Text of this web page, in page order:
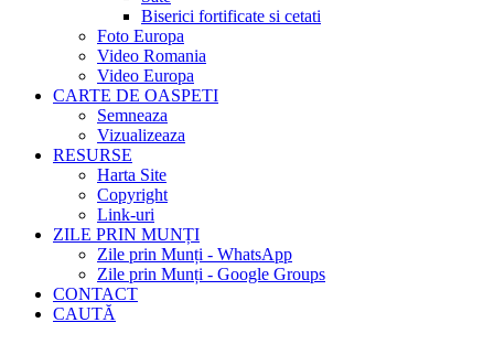
Biserici fortificate si cetati
Foto Europa
Video Romania
Video Europa
CARTE DE OASPETI
Semneaza
Vizualizeaza
RESURSE
Harta Site
Copyright
Link-uri
ZILE PRIN MUNȚI
Zile prin Munți - WhatsApp
Zile prin Munți - Google Groups
CONTACT
CAUTĂ